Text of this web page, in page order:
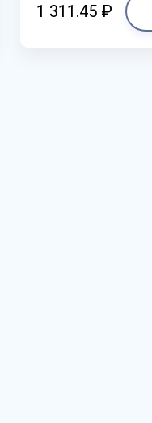
1 311.45 ₽